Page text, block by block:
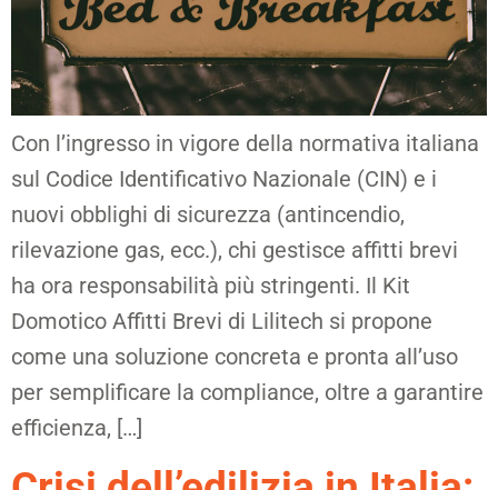
Con l’ingresso in vigore della normativa italiana
sul Codice Identificativo Nazionale (CIN) e i
nuovi obblighi di sicurezza (antincendio,
rilevazione gas, ecc.), chi gestisce affitti brevi
ha ora responsabilità più stringenti. Il Kit
Domotico Affitti Brevi di Lilitech si propone
come una soluzione concreta e pronta all’uso
per semplificare la compliance, oltre a garantire
efficienza, […]